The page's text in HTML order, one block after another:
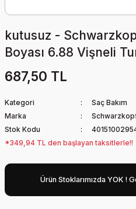
kutusuz -
Boyası 6.88 Vişneli
687,50 TL
Kategori
Saç Bakım
Marka
Stok Kodu
*349,94 TL den başlayan taksitlerle!!
Ürün Stoklarımızda YOK !